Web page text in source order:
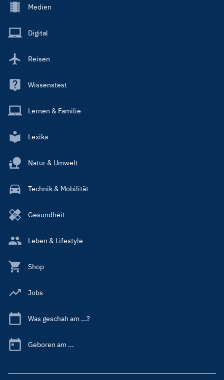
Footer
Main
Medien
Digital
Reisen
Wissenstest
Lernen & Familie
Lexika
Natur & Umwelt
Technik & Mobilität
Gesundheit
Leben & Lifestyle
Shop
Jobs
Was geschah am ...?
Geboren am ...